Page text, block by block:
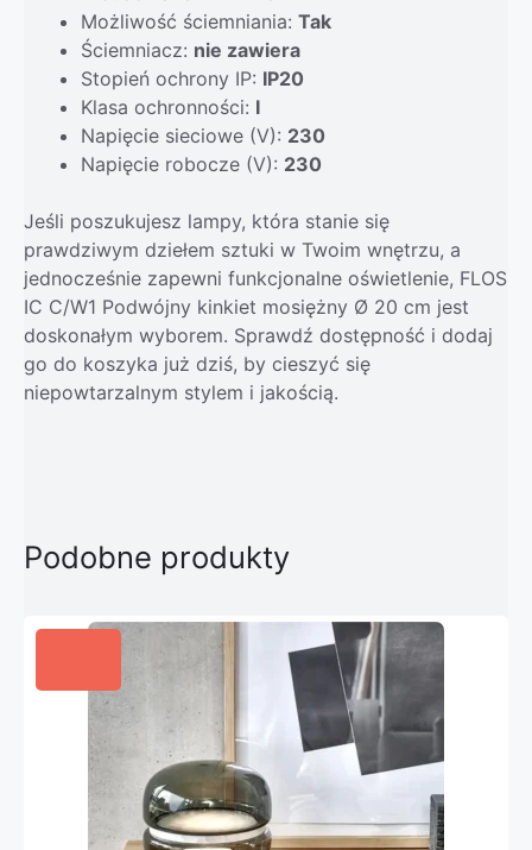
Możliwość ściemniania: Tak
Ściemniacz: nie zawiera
Stopień ochrony IP: IP20
Klasa ochronności: I
Napięcie sieciowe (V): 230
Napięcie robocze (V): 230
Jeśli poszukujesz lampy, która stanie się
prawdziwym dziełem sztuki w Twoim wnętrzu, a
jednocześnie zapewni funkcjonalne oświetlenie, FLOS
IC C/W1 Podwójny kinkiet mosiężny Ø 20 cm jest
doskonałym wyborem. Sprawdź dostępność i dodaj
go do koszyka już dziś, by cieszyć się
niepowtarzalnym stylem i jakością.
Podobne produkty